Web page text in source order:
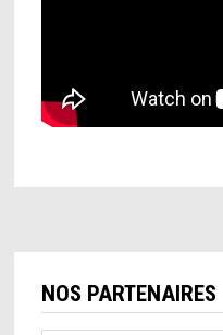
NOS PARTENAIRES